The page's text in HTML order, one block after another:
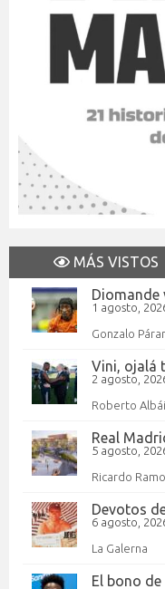
MÁS VISTOS
Diomande
1 agosto,
Gonzalo
Vini, ojalá
2 agosto,
Roberto
Real
5 agosto,
Ricardo
Devotos
6 agosto,
La Galerna
El bono